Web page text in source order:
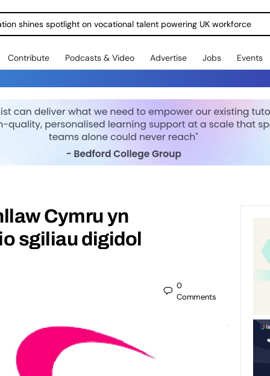
shines spotlight on vocational talent powering UK workforce
Contribute Podcasts & Video Advertise Jobs Events
Cymru yn
sgiliau digidol
0
Comments